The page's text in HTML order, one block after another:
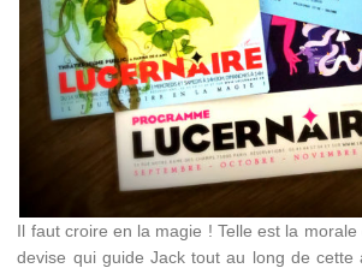
Il faut croire en la magie ! Telle est la
devise qui guide Jack tout au long de cette